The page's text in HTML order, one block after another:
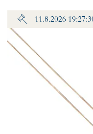
11.8.2026